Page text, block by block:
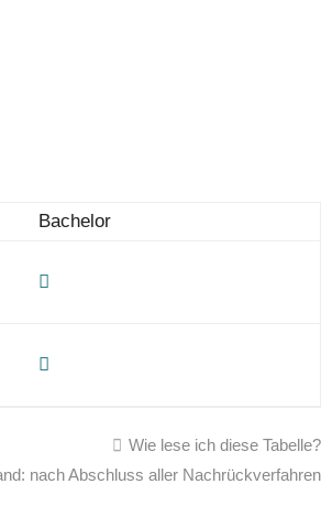
Bachelor
Wie lese ich diese Tabelle?
nach Abschluss aller Nachrückverfahren